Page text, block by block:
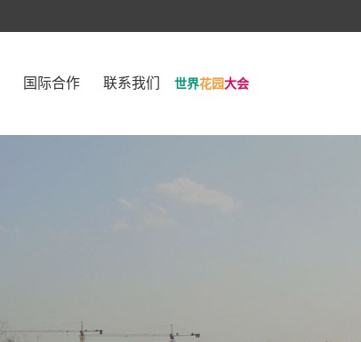
国际合作 联系我们 世界花园大会